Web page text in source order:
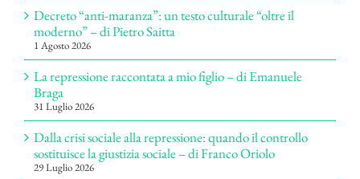
Decreto “anti-maranza”: un testo culturale “oltre il
moderno” – di Pietro Saitta
1 Agosto 2026
La repressione raccontata a mio figlio – di Emanuele
Braga
31 Luglio 2026
Dalla crisi sociale alla repressione: quando il controllo
sostituisce la giustizia sociale – di Franco Oriolo
29 Luglio 2026